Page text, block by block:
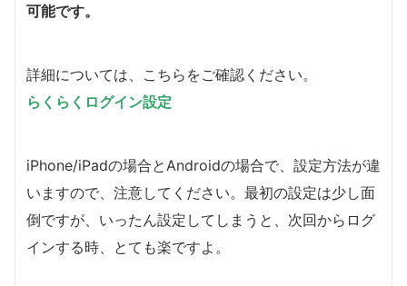
可能です。
詳細については、こちらをご確認ください。
らくらくログイン設定
iPhone/iPadの場合とAndroidの場合で、設定方法が違
いますので、注意してください。最初の設定は少し面
倒ですが、いったん設定してしまうと、次回からログ
インする時、とても楽ですよ。